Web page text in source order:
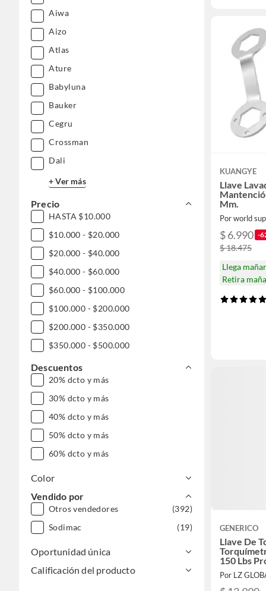
Aiwa
Aizo
Atlas
Ature
Babyluna
Bauker
Cegru
Crossman
Dali
+ Ver más
Precio
HASTA $10.000
$10.000 - $20.000
$20.000 - $40.000
$40.000 - $60.000
$60.000 - $100.000
$100.000 - $200.000
$200.000 - $350.000
$350.000 - $500.000
$500.000 - $1.000.000
Descuentos
20% dcto y más
30% dcto y más
40% dcto y más
50% dcto y más
60% dcto y más
Color
Vendido por
Otros vendedores
(392)
Sodimac
(19)
Oportunidad única
Calificación del producto
KUANGYE
Llave
Mm.
Por world
$ 6.990 -
$ 18.475
Llega
Retira
GENERICO
Llave De
150 Lbs
Por LZ